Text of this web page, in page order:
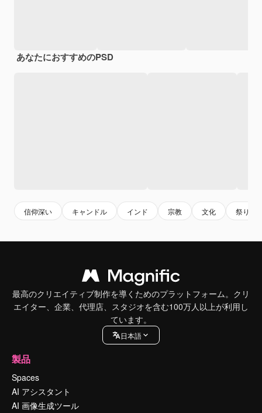
あなたにおすすめのPSD
信仰深い キャンドル インド 宗教 文化 祭り
最高のクリエイティブ制作を導くためのプラットフォーム。クリ
エイター、企業、代理店、スタジオを含む100万人以上が利用し
ています。
日本語
製品
Spaces
AI アシスタント
AI 画像生成ツール